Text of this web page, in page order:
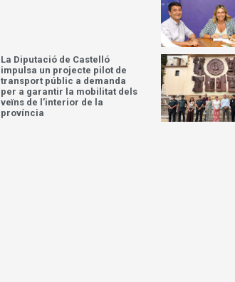
La Diputació de Castelló
impulsa un projecte pilot de
transport públic a demanda
per a garantir la mobilitat dels
veïns de l’interior de la
província